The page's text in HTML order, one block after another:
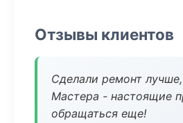
Отзывы клиентов
Сделали ремонт
Мастера - настоящие
обращаться еще!